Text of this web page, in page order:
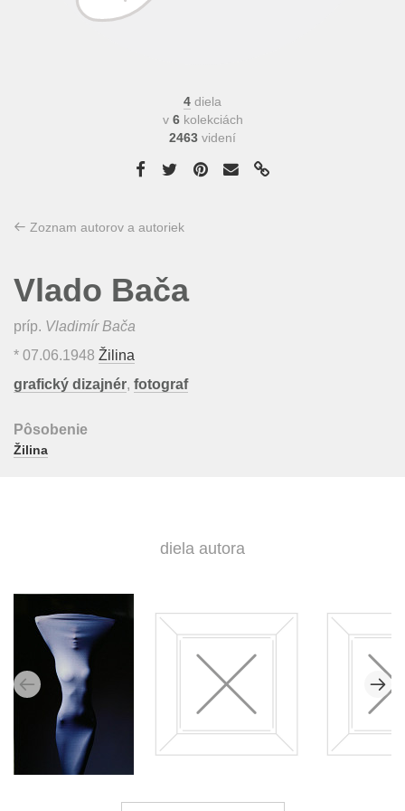
4 diela
v 6kolekciách
2463 videní
Zoznam autorov a autoriek
Vlado Bača
príp. Vladimír Bača
* 07.06.1948 Žilina
grafický dizajnér, fotograf
Pôsobenie
Žilina
diela autora